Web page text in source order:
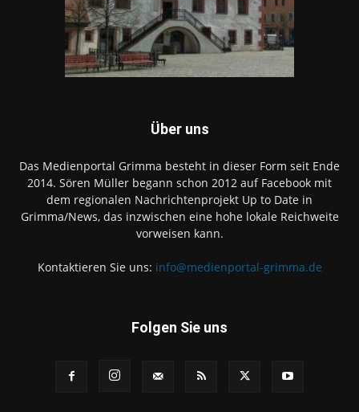
Über uns
Das Medienportal Grimma besteht in dieser Form seit Ende
2014. Sören Müller begann schon 2012 auf Facebook mit
dem regionalen Nachrichtenprojekt Up to Date in
Grimma/News, das inzwischen eine hohe lokale Reichweite
vorweisen kann.
Kontaktieren Sie uns: info@medienportal-grimma.de
Folgen Sie uns